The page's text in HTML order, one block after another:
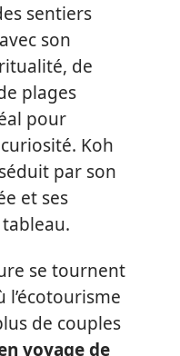
sentiers
son
de
plages
pour
Koh
par son
et ses
tableau.
se tournent
l’écotourisme
de couples
voyage de